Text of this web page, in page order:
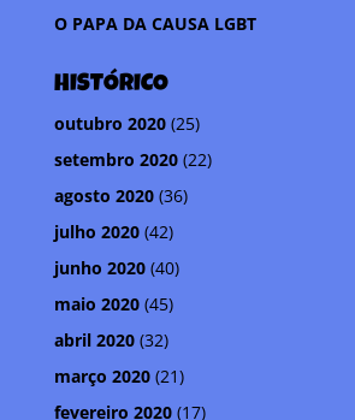
O PAPA DA CAUSA LGBT
HISTÓRICO
outubro 2020(25)
setembro 2020(22)
agosto 2020(36)
julho 2020(42)
junho 2020(40)
maio 2020(45)
abril 2020(32)
março 2020(21)
fevereiro 2020(17)